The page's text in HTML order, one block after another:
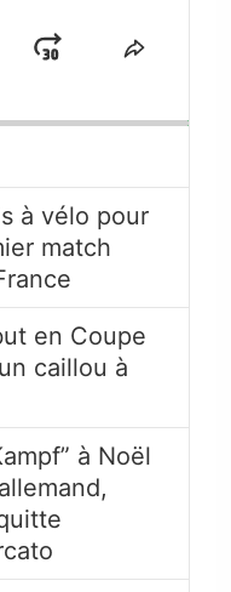
JumpShare
à vélo pour
match
en Coupe
caillou à
à Noël